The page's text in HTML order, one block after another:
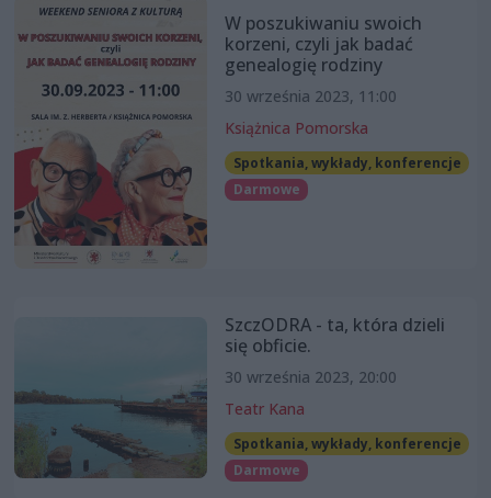
W poszukiwaniu swoich
korzeni, czyli jak badać
genealogię rodziny
30 września 2023, 11:00
Książnica Pomorska
Spotkania, wykłady, konferencje
Darmowe
SzczODRA - ta, która dzieli
się obficie.
30 września 2023, 20:00
Teatr Kana
Spotkania, wykłady, konferencje
Darmowe